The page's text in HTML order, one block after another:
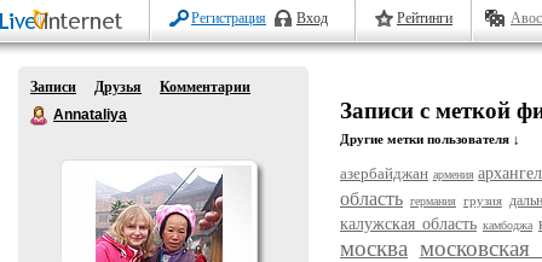
Регистрация Вход Рейтинги
Записи Друзья
Комментарии
Annataliya
Записи с меткой
Другие метки пользователя ↓
азербайджан армения
область германия грузия
калужская область камбоджа
москва московская